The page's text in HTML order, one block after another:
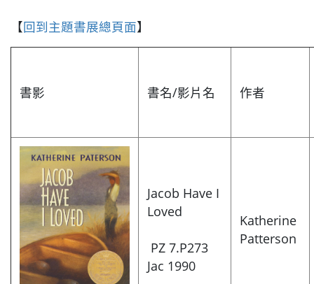
【回到主題書展總頁面】
書影 書名/影片名 作者
Jacob Have I
Loved
PZ 7.P273
Jac 1990
Katherine
Patterson